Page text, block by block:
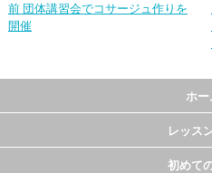
前 団体講習会でコサージュ作りを
開催
ホー
レッス
初めて